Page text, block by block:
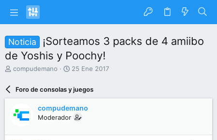
Noticia
¡Sorteamos 3 packs de 4 amiibo
de Yoshis y Poochy!
I
a
r
compudemano
F
c
h
d
e
n
25 Ene 2017
Foro de consolas y juegos
compudemano
Moderador